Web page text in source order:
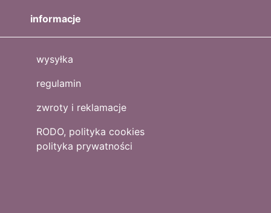
informacje
wysyłka
regulamin
zwroty i reklamacje
RODO, polityka cookies
polityka prywatności